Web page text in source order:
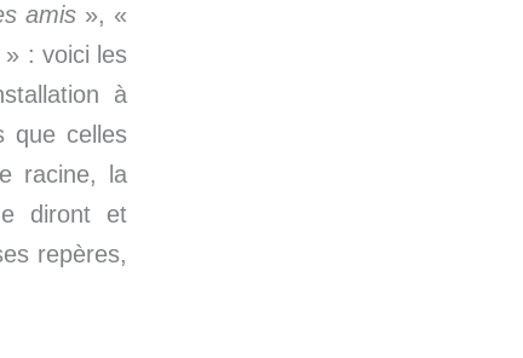
amis », «
» : voici les
à
que celles
racine, la
diront et
repères,